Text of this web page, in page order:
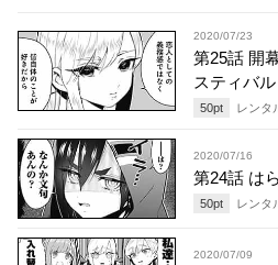
2020/07/23
第25話 開
スティバル
50pt レンタ
2020/07/16
第24話 は
50pt レンタ
2020/07/09